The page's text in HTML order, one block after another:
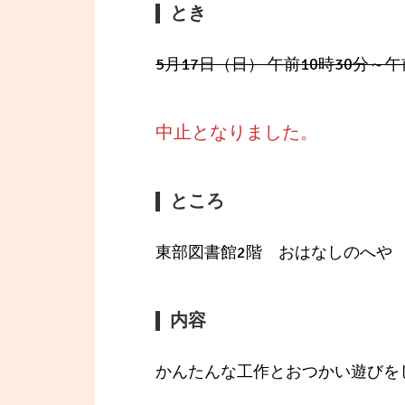
とき
5月17日（日） 午前10時30分～
中止となりました。
ところ
東部図書館2階 おはなしのへや
内容
かんたんな工作とおつかい遊びを